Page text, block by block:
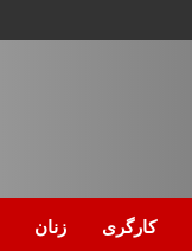
کارگری زنان